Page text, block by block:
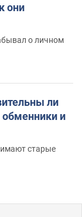
они
о личном
ли
и
старые